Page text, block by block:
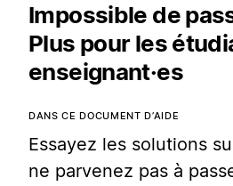
Impossible de
Plus pour les
enseignant·es
DANS CE DOCUMENT D’AIDE
Essayez les solutions
ne parvenez pas à